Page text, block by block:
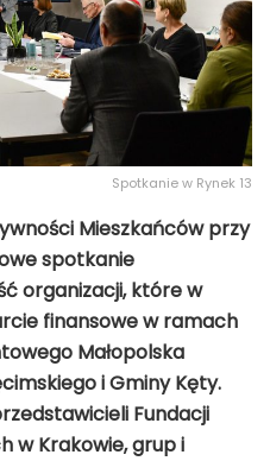
Spotkanie w Rynek 13
Mieszkańców przy
spotkanie
organizacji, które w
finansowe w ramach
Małopolska
i Gminy Kęty.
Fundacji
w Krakowie, grup i